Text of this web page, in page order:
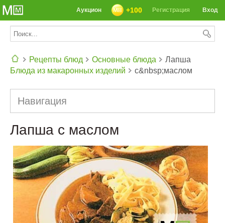
Вход
Регистрация
+100
Аукцион
Рецепты блюд
Основные блюда
Блюда из макаронных изделий
Лапша
с&nbsp;маслом
Навигация
Лапша с маслом